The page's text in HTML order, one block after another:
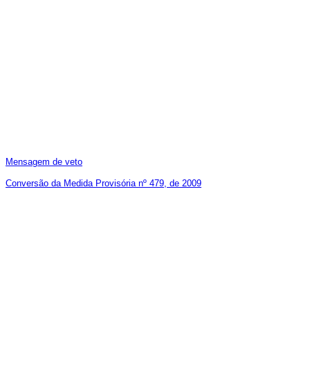
Mensagem de veto
Conversão da Medida Provisória nº 479, de 2009